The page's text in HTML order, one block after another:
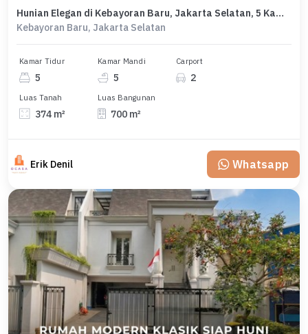
Hunian Elegan di Kebayoran Baru, Jakarta Selatan, 5 Kamar Tidur, LT 374m²
Kebayoran Baru, Jakarta Selatan
Kamar Tidur
5
Kamar Mandi
5
Carport
2
Luas Tanah
374 m²
Luas Bangunan
700 m²
Erik Denil Whatsapp